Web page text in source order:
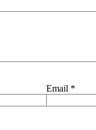
Email *